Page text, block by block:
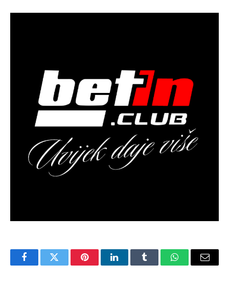
FacebookTwitter PinterestLinkedInTumblr WhatsAppEmail